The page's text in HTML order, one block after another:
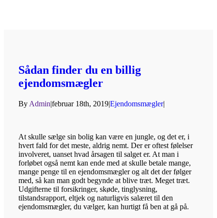
Sådan finder du en billig
ejendomsmægler
By Admin|februar 18th, 2019|Ejendomsmægler|
At skulle sælge sin bolig kan være en jungle, og det er, i
hvert fald for det meste, aldrig nemt. Der er oftest følelser
involveret, uanset hvad årsagen til salget er. At man i
forløbet også nemt kan ende med at skulle betale mange,
mange penge til en ejendomsmægler og alt det der følger
med, så kan man godt begynde at blive træt. Meget træt.
Udgifterne til forsikringer, skøde, tinglysning,
tilstandsrapport, eltjek og naturligvis salæret til den
ejendomsmægler, du vælger, kan hurtigt få ben at gå på.